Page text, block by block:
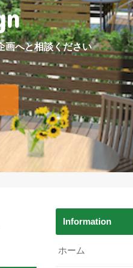
画へと相談ください
Information
ホーム